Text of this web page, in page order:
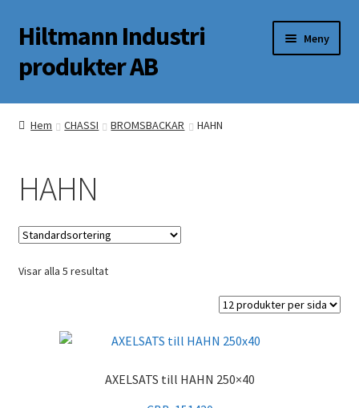
Hoppa
till
navigering
Hoppa
till
innehåll
Hiltmann Industri
produkter AB
Meny
Butik
Mitt Konto
Hem CHASSI BROMSBACKAR HAHN
HAHN
Visar alla 5 resultat
AXELSATS till HAHN 250×40